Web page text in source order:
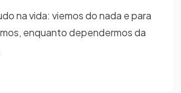
na vida: viemos do nada e para
enquanto dependermos da